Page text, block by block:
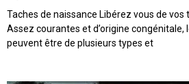
Taches de naissance Libérez vous de vos
Assez courantes et d’origine congénitale,
peuvent être de plusieurs types et